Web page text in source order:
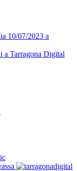
10/07/2023 a
a Tarragona Digital